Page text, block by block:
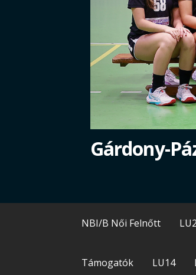
Gárdony-
NBI/B Női Felnőtt
Támogatók LU14